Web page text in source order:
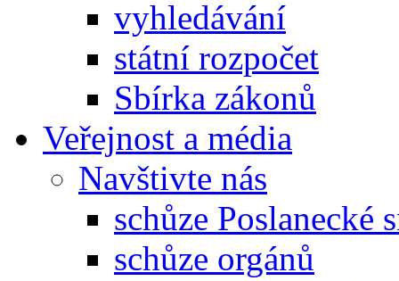
vyhledávání
státní rozpočet
Sbírka zákonů
Veřejnost a média
Navštivte nás
schůze Poslanecké
schůze orgánů